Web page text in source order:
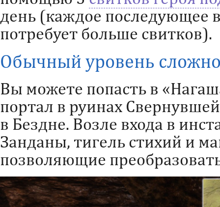
день (каждое последующее
потребует больше свитков).
Обычный уровень
Вы можете попасть в
портал в руинах
в Бездне. Возле входа в
Занданы, тигель стихий и
позволяющие